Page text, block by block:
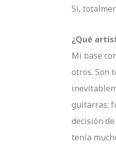
Sí,
¿Qué
Mi base
otros. Son
guitarras;
decisión
tenía